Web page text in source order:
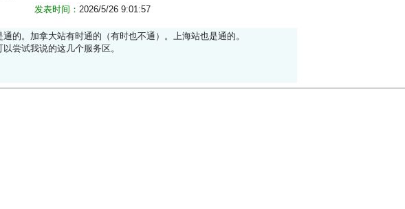
发表时间： 2026/5/26 9:01:57
的。加拿大站有时通的（有时也不通）。上海站也是通的。
尝试我说的这几个服务区。